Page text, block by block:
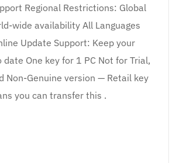
Regional Restrictions: Global
wide availability All Languages
Update Support: Keep your
date One key for 1 PC Not for Trial,
Non-Genuine version — Retail key
you can transfer this .